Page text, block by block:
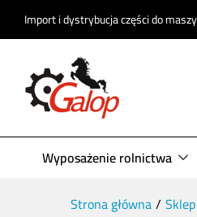
Import i dystrybucja części do
Wyposażenie rolnictwa
Strona główna/
Opis